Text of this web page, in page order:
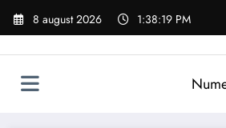
Sari
8 august 2026 1:38:20 PM